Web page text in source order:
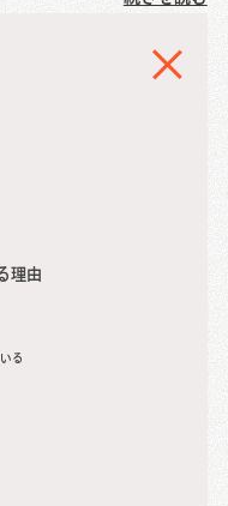
サービシズ株式会社/
者(不動産メディア事
/執行役員 SEOコンサル
ス・コンテンツ)
理由
る